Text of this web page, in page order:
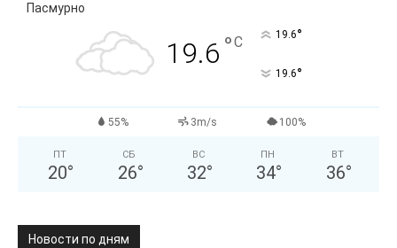
Пасмурно
19.6 °C 19.6°
19.6°
55% 3m/s 100%
ПТ
20°
СБ
26°
ВС
32°
ПН
34°
ВТ
36°
Новости по дням